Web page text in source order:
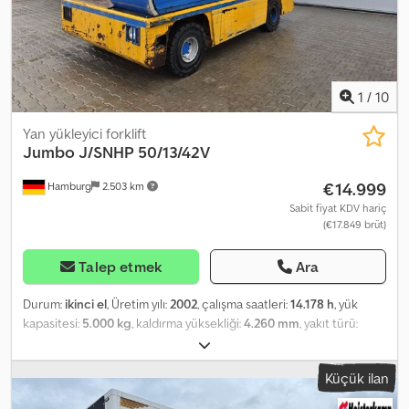
kg Gross vehicle weight: 27,200 kg Maintenance, history, and
condition Number of previous owners: 1 Technical condition:
good Optical condition: good Product safety Manufacturer:
Kuijpers Trading BV Minosstraat 8 5048CK TILBURG, NL
1 / 10
Hamburg 2.503 km
Yan yükleyici forklift
JumboJ/SNHP 50/13/42V
€14.999
Sabit fiyat KDV hariç
(€17.849 brüt)
Talep etmek Ara
Durum: ikinci el, Üretim yılı:2002, çalışma saatleri:14.178 h, yük
kapasitesi: 5.000 kg, kaldırma yüksekliği:4.260 mm, yakıt türü:
, inşaat yüksekliği:
durumu:50 yüzde, ön lastik ölçüsü:27x10-12, arka lastik boyutu:
27x10-12, boş ağırlık:7.390 kg, toplam uzunluk:4.200 mm, renk:
, Ekipman: Çatal ayar aparatı, Ekipman açıklaması: Çatal ayar
Küçük ilan